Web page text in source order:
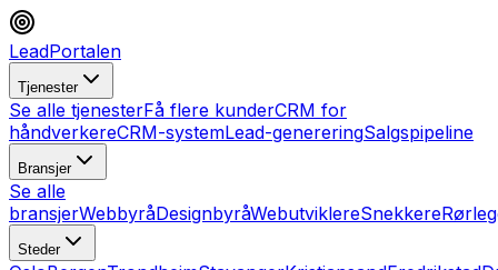
LeadPortalen
Tjenester
Se alle tjenesterFå flere kunderCRM for
håndverkereCRM-systemLead-genereringSalgspipeline
Bransjer
Se alle
bransjerWebbyråDesignbyråWebutviklereSnekkere
Steder